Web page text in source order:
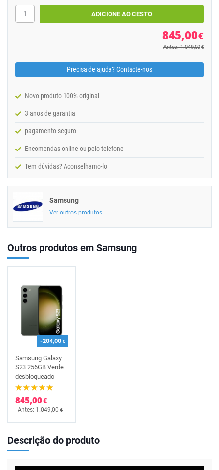
845,00€
Antes: 1.049,00 €
Precisa de ajuda? Contacte-nos
Novo produto 100% original
3 anos de garantia
pagamento seguro
Encomendas online ou pelo telefone
Tem dúvidas? Aconselhamo-lo
Samsung
Ver outros produtos
Outros produtos em Samsung
-204,00€
Samsung Galaxy
S23 256GB Verde
desbloqueado
845,00€
Antes: 1.049,00€
Descrição do produto